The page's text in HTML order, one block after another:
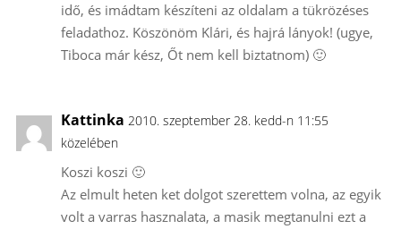
idő, és imádtam készíteni az oldalam a tükrözéses
feladathoz. Köszönöm Klári, és hajrá lányok! (ugye,
Tiboca már kész, Őt nem kell biztatnom) 🙂
Kattinka 2010. szeptember 28. kedd-n 11:55
közelében
Koszi koszi 🙂
Az elmult heten ket dolgot szerettem volna, az egyik
volt a varras hasznalata, a masik megtanulni ezt a